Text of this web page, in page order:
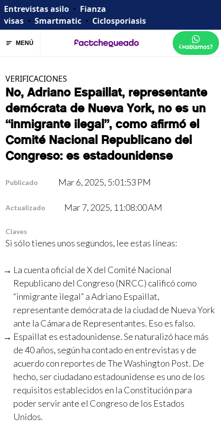
Entrevistas asilo • Fianza
visas • Smartmatic • Ciclosporiasis
MENÚ ¿Hablamos?
VERIFICACIONES
No, Adriano Espaillat, representante
demócrata de Nueva York, no es un
“inmigrante ilegal”, como afirmó el
Comité Nacional Republicano del
Congreso: es estadounidense
Publicado Mar 6, 2025, 5:01:53 PM
Actualizado Mar 7, 2025, 11:08:00 AM
Claves
Si sólo tienes unos segundos, lee estas líneas:
La cuenta oficial de X del Comité Nacional
Republicano del Congreso (NRCC) calificó como
“inmigrante ilegal” a Adriano Espaillat,
representante demócrata de la ciudad de Nueva York
ante la Cámara de Representantes. Eso es falso.
Espaillat es estadounidense. Se naturalizó hace más
de 40 años, según ha contado en entrevistas y de
acuerdo con reportes de The Washington Post. De
hecho, ser ciudadano estadounidense es uno de los
requisitos establecidos en la Constitución para
poder servir ante el Congreso de los Estados
Unidos.